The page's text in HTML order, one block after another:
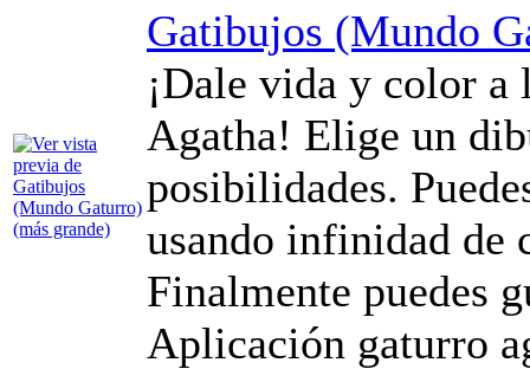
Gatibujos (Mundo
¡Dale vida y color
Agatha! Elige un
posibilidades.
usando infinidad de
Finalmente puedes
Aplicación gaturro